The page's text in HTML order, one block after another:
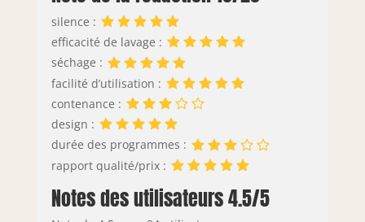
silence :
efficacité de lavage :
séchage :
facilité d’utilisation :
contenance :
design :
durée des programmes :
rapport qualité/prix :
Notes des utilisateurs 4.5/5